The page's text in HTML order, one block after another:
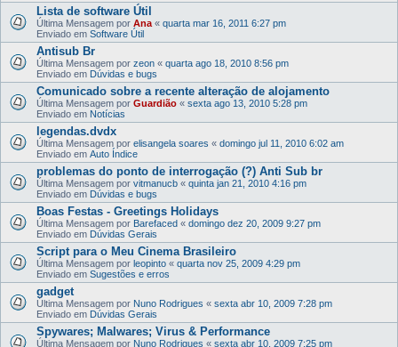
Lista de software Útil
Última Mensagem por Ana « quarta mar 16, 2011 6:27 pm
Enviado em Software Útil
Antisub Br
Última Mensagem por zeon « quarta ago 18, 2010 8:56 pm
Enviado em Dúvidas e bugs
Comunicado sobre a recente alteração de alojamento
Última Mensagem por Guardião « sexta ago 13, 2010 5:28 pm
Enviado em Notícias
legendas.dvdx
Última Mensagem por elisangela soares « domingo jul 11, 2010 6:02 am
Enviado em Auto Índice
problemas do ponto de interrogação (?) Anti Sub br
Última Mensagem por vitmanucb « quinta jan 21, 2010 4:16 pm
Enviado em Dúvidas e bugs
Boas Festas - Greetings Holidays
Última Mensagem por Barefaced « domingo dez 20, 2009 9:27 pm
Enviado em Dúvidas Gerais
Script para o Meu Cinema Brasileiro
Última Mensagem por leopinto « quarta nov 25, 2009 4:29 pm
Enviado em Sugestões e erros
gadget
Última Mensagem por Nuno Rodrigues « sexta abr 10, 2009 7:28 pm
Enviado em Dúvidas Gerais
Spywares; Malwares; Virus & Performance
Última Mensagem por Nuno Rodrigues « sexta abr 10, 2009 7:25 pm